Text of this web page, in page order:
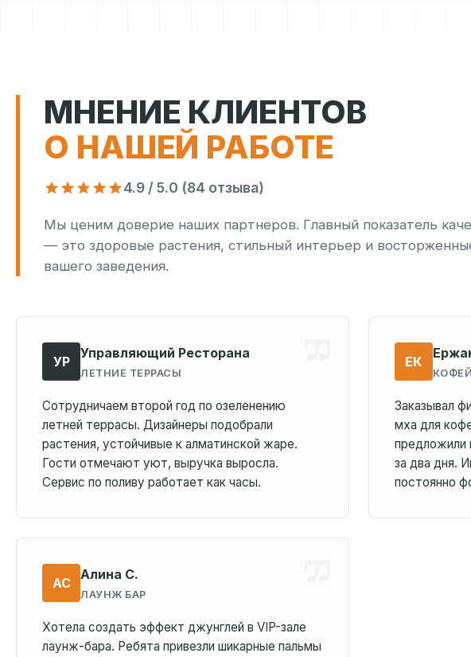
МНЕНИЕ КЛИЕНТОВ
О НАШЕЙ РАБОТЕ
4.9 / 5.0 (84 отзыва)
Мы ценим доверие наших партнеров. Главный показатель
— это здоровые растения, стильный интерьер и
вашего заведения.
УР
Управляющий Ресторана
ЛЕТНИЕ ТЕРРАСЫ
Сотрудничаем второй год по озеленению
летней террасы. Дизайнеры подобрали
растения, устойчивые к алматинской жаре.
Гости отмечают уют, выручка выросла.
Сервис по поливу работает как часы.
ЕК
Заказывал
мха для
предложили
за два дня.
постоянно
АС
Алина С.
ЛАУНЖ БАР
Хотела создать эффект джунглей в VIP-зале
лаунж-бара. Ребята привезли шикарные пальмы